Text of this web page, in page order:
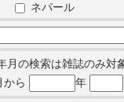
ネパール
月の検索は雑誌のみ対
から 年